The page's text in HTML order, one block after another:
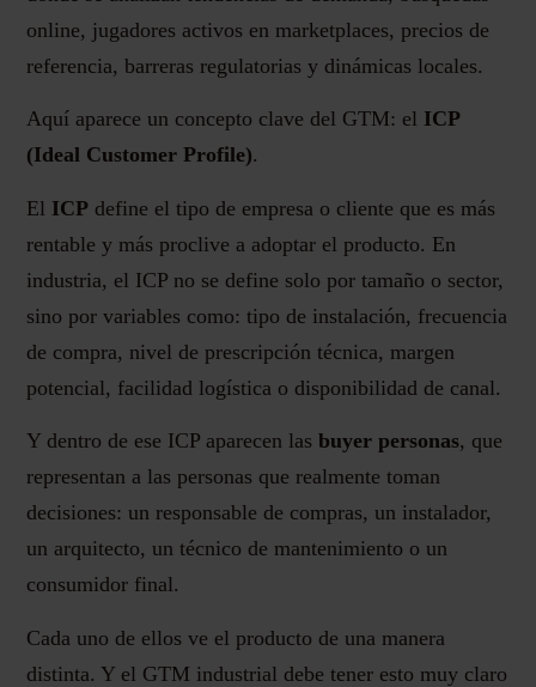
online, jugadores activos en marketplaces, precios de
referencia, barreras regulatorias y dinámicas locales.
Aquí aparece un concepto clave del GTM: el ICP
(Ideal Customer Profile).
El ICP define el tipo de empresa o cliente que es más
rentable y más proclive a adoptar el producto. En
industria, el ICP no se define solo por tamaño o sector,
sino por variables como: tipo de instalación, frecuencia
de compra, nivel de prescripción técnica, margen
potencial, facilidad logística o disponibilidad de canal.
Y dentro de ese ICP aparecen lasbuyer personas, que
representan a las personas que realmente toman
decisiones: un responsable de compras, un instalador,
un arquitecto, un técnico de mantenimiento o un
consumidor final.
Cada uno de ellos ve el producto de una manera
distinta. Y el GTM industrial debe tener esto muy claro